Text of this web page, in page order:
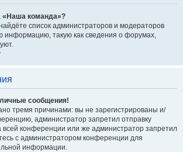
«Наша команда»?
список администраторов и модераторов
информацию, такую как сведения о форумах,
сообщения!
тремя причинами: вы не зарегистрированы и/
администратор запретил отправку
конференции или же администратор запретил
с администратором конференции для
информации.